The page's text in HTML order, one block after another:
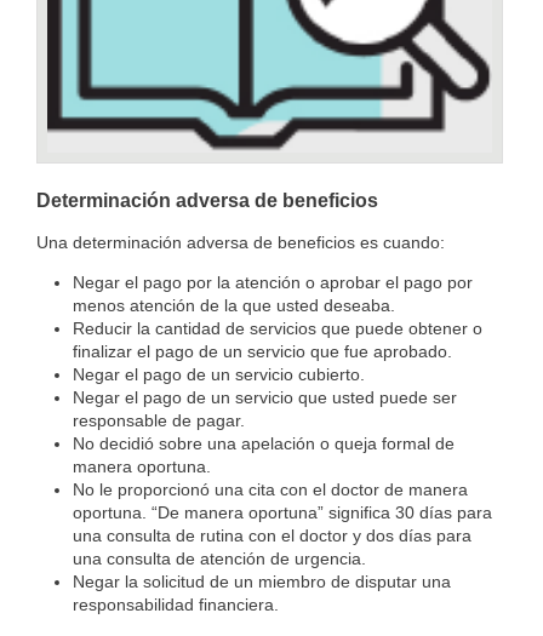
Determinación adversa de beneficios
Una determinación adversa de beneficios es cuando:
Negar el pago por la atención o aprobar el pago por
menos atención de la que usted deseaba.
Reducir la cantidad de servicios que puede obtener o
finalizar el pago de un servicio que fue aprobado.
Negar el pago de un servicio cubierto.
Negar el pago de un servicio que usted puede ser
responsable de pagar.
No decidió sobre una apelación o queja formal de
manera oportuna.
No le proporcionó una cita con el doctor de manera
oportuna. “De manera oportuna” significa 30 días para
una consulta de rutina con el doctor y dos días para
una consulta de atención de urgencia.
Negar la solicitud de un miembro de disputar una
responsabilidad financiera.